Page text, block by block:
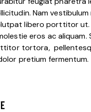
Nam
libero porttitor ut.
eros ac aliquam.
tortora,
pretium fermentum.